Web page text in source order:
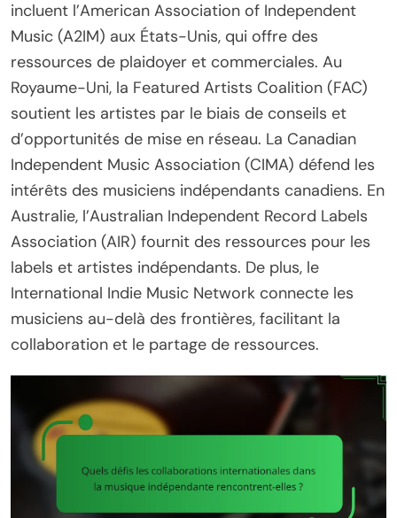
incluent l’American Association of Independent
Music (A2IM) aux États-Unis, qui offre des
ressources de plaidoyer et commerciales. Au
Royaume-Uni, la Featured Artists Coalition (FAC)
soutient les artistes par le biais de conseils et
d’opportunités de mise en réseau. La Canadian
Independent Music Association (CIMA) défend les
intérêts des musiciens indépendants canadiens. En
Australie, l’Australian Independent Record Labels
Association (AIR) fournit des ressources pour les
labels et artistes indépendants. De plus, le
International Indie Music Network connecte les
musiciens au-delà des frontières, facilitant la
collaboration et le partage de ressources.